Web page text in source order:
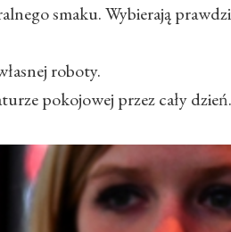
smaku. Wybierają
roboty.
pokojowej przez cały dzień.